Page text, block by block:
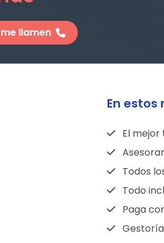
llamen
En
El
Todos
Todo
Paga